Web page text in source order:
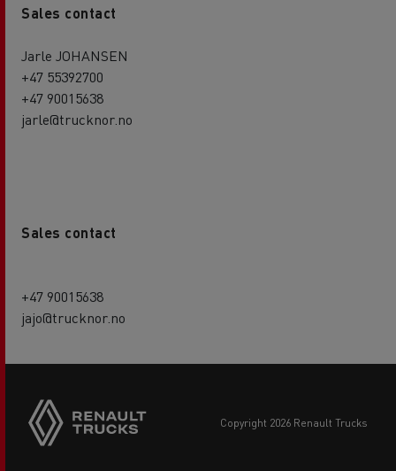
Sales contact
Jarle JOHANSEN
+47 55392700
+47 90015638
jarle@trucknor.no
Sales contact
+47 90015638
jajo@trucknor.no
copyright 2026 Renault Trucks